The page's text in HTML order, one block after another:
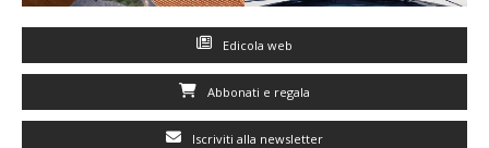
Edicola web
Abbonati e regala
Iscriviti alla newsletter